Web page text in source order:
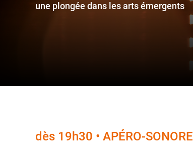
une plongée dans les arts émergents
dès 19h30 • APÉRO-SONORE